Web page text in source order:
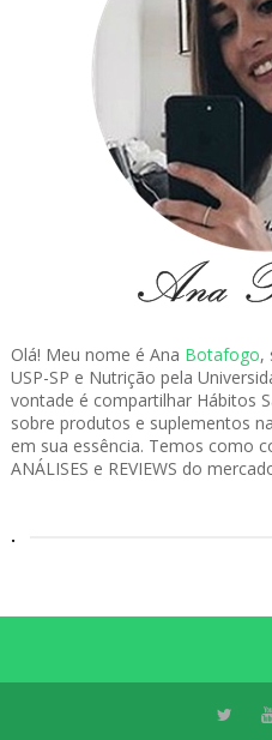
Olá! Meu nome é Ana Botafogo,
USP-SP e Nutrição pela
vontade é compartilhar Hábitos
sobre produtos e suplementos
em sua essência. Temos como
ANÁLISES e REVIEWS do
.